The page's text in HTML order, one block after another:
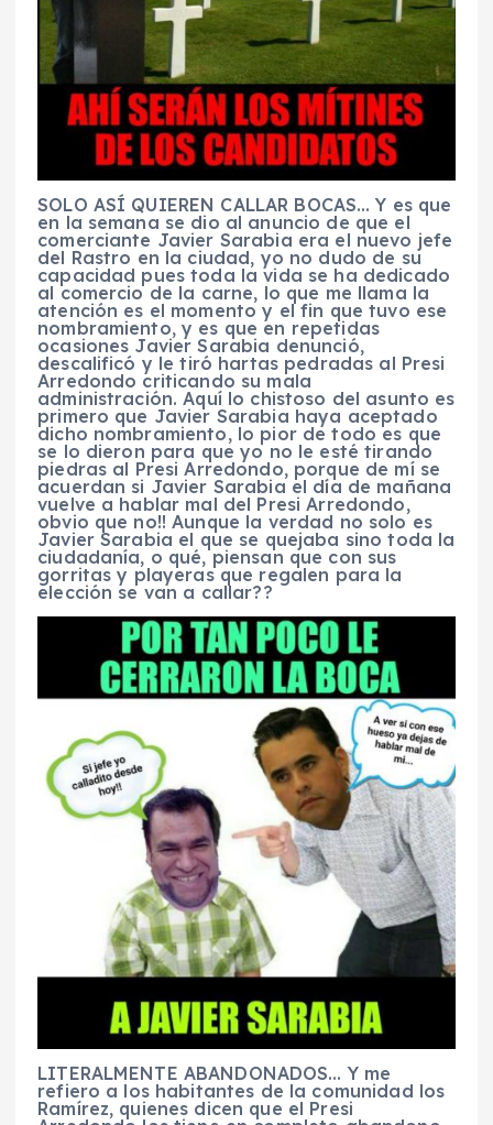
SOLO ASÍ QUIEREN CALLAR BOCAS… Y es que
en la semana se dio al anuncio de que el
comerciante Javier Sarabia era el nuevo jefe
del Rastro en la ciudad, yo no dudo de su
capacidad pues toda la vida se ha dedicado
al comercio de la carne, lo que me llama la
atención es el momento y el fin que tuvo ese
nombramiento, y es que en repetidas
ocasiones Javier Sarabia denunció,
descalificó y le tiró hartas pedradas al Presi
Arredondo criticando su mala
administración. Aquí lo chistoso del asunto es
primero que Javier Sarabia haya aceptado
dicho nombramiento, lo pior de todo es que
se lo dieron para que yo no le esté tirando
piedras al Presi Arredondo, porque de mí se
acuerdan si Javier Sarabia el día de mañana
vuelve a hablar mal del Presi Arredondo,
obvio que no!! Aunque la verdad no solo es
Javier Sarabia el que se quejaba sino toda la
ciudadanía, o qué, piensan que con sus
gorritas y playeras que regalen para la
elección se van a callar??
LITERALMENTE ABANDONADOS… Y me
refiero a los habitantes de la comunidad los
Ramírez, quienes dicen que el Presi